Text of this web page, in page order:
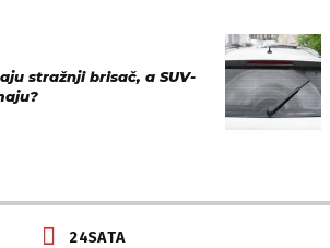
stražnji brisač, a SUV-